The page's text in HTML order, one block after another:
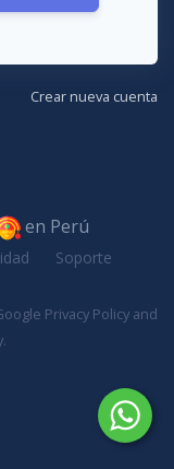
Crear nueva cuenta
en Perú
Soporte
Privacy Policyand